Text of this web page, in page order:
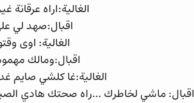
الغالية:اراه عرقانة
اقبال:صهد لي
الغالية: اوى
اقبال:ومالك
الغالية:غا كلشي صايم
اقبال: ماشي لخاطرك ...راه صحتك هادي